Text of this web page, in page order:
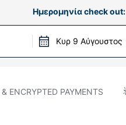
Ημερομηνία check out:
Κυρ 9 Αύγουστος
ENCRYPTED PAYMENTS